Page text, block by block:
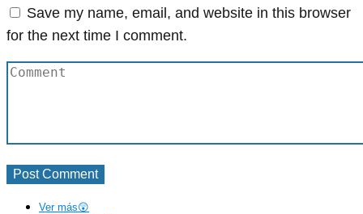
Save my name, email, and website in this browser
for the next time I comment.
Ver más😲